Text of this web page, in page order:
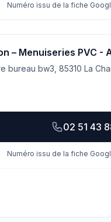
Numéro issu de la fiche
– Menuiseries PVC -
bureau bw3, 85310 La
02 51 43
Numéro issu de la fiche